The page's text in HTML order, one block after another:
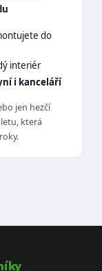
do
interiér
i kanceláří
jen hezčí
která